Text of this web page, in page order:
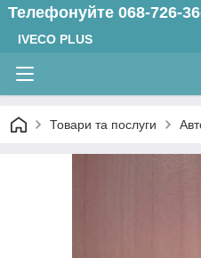
Телефонуйте 068-726-
IVECO PLUS
Товари та послуги